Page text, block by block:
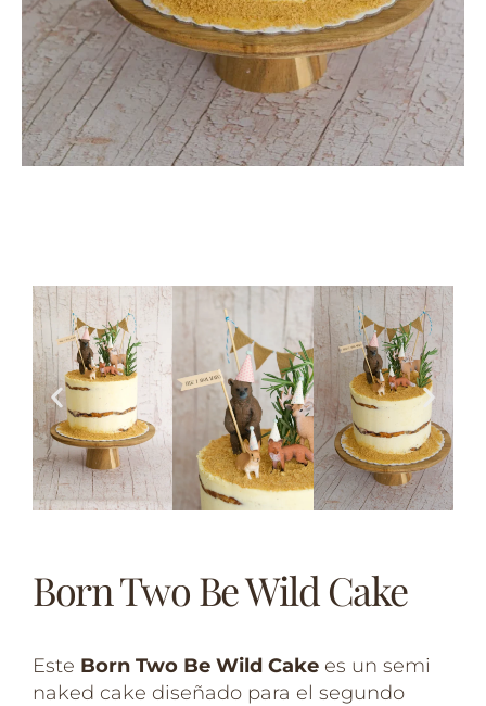
Born Two Be Wild Cake
Este Born Two Be Wild Cake es un semi
naked cake diseñado para el segundo